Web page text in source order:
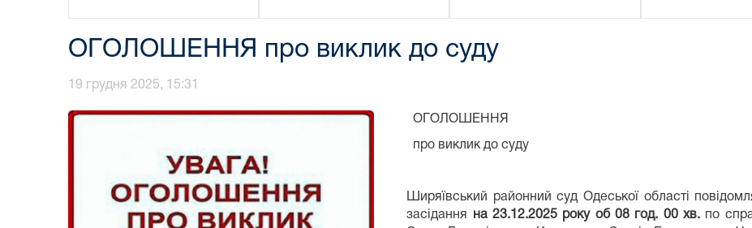
ОГОЛОШЕННЯ про виклик до суду
19 грудня 2025, 15:31
ОГОЛОШЕННЯ
про виклик до суду
Ширяївський районний суд Одеської області
засідання
на 23.12.2025 року об 08 год. 00 хв. по